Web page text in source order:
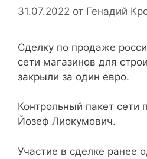
31.07.2022 от Генадий
Сделку по продаже
сети магазинов для
закрыли за один евро.
Контрольный пакет сети
Йозеф Лиокумович.
Участие в сделке ранее